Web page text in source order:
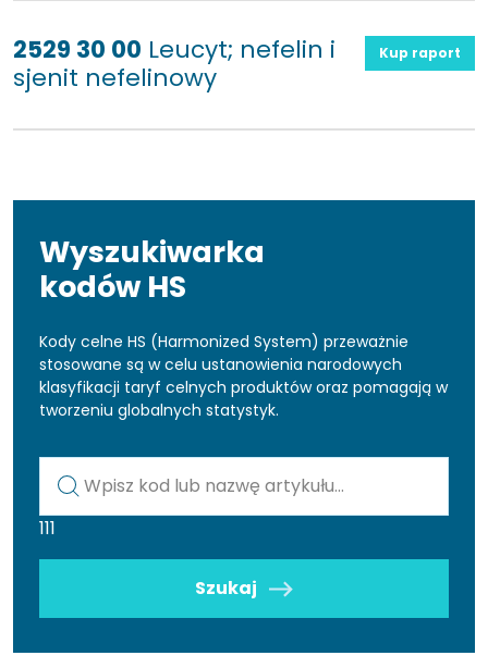
2529 30 00 Leucyt; nefelin i
sjenit nefelinowy
Kup raport
Wyszukiwarka
kodów HS
Kody celne HS (Harmonized System) przeważnie
stosowane są w celu ustanowienia narodowych
klasyfikacji taryf celnych produktów oraz pomagają w
tworzeniu globalnych statystyk.
111
Szukaj